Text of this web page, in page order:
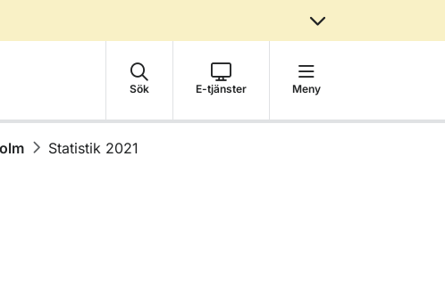
Sök E-tjänster Meny
Statistik 2021